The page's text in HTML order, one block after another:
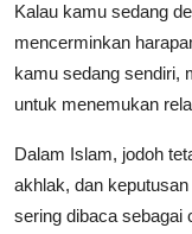
Kalau kamu sedang
mencerminkan
kamu sedang sendiri,
untuk menemukan
Dalam Islam, jodoh
akhlak, dan
sering dibaca sebagai